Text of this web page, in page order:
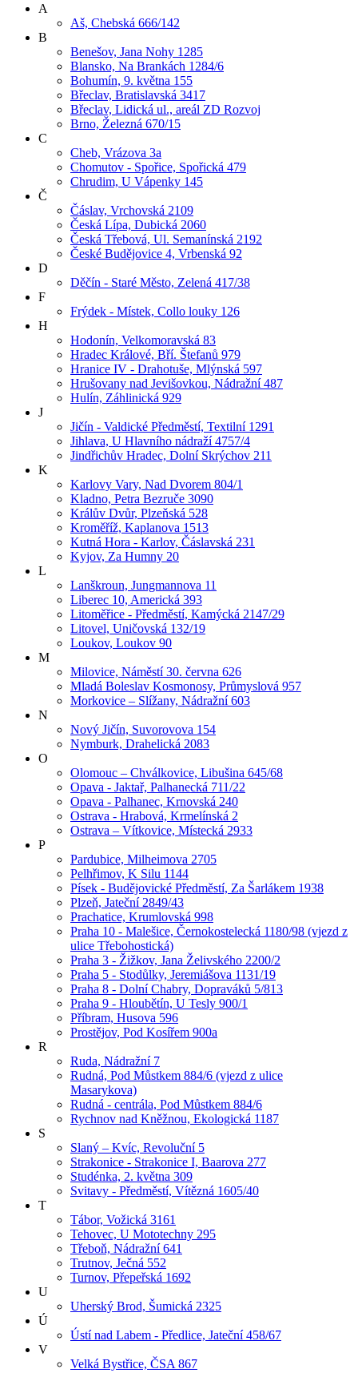
A
Aš, Chebská 666/142
B
Benešov, Jana Nohy 1285
Blansko, Na Brankách 1284/6
Bohumín, 9. května 155
Břeclav, Bratislavská 3417
Břeclav, Lidická ul., areál ZD Rozvoj
Brno, Železná 670/15
C
Cheb, Vrázova 3a
Chomutov - Spořice, Spořická 479
Chrudim, U Vápenky 145
Č
Čáslav, Vrchovská 2109
Česká Lípa, Dubická 2060
Česká Třebová, Ul. Semanínská 2192
České Budějovice 4, Vrbenská 92
D
Děčín - Staré Město, Zelená 417/38
F
Frýdek - Místek, Collo louky 126
H
Hodonín, Velkomoravská 83
Hradec Králové, Bří. Štefanů 979
Hranice IV - Drahotuše, Mlýnská 597
Hrušovany nad Jevišovkou, Nádražní 487
Hulín, Záhlinická 929
J
Jičín - Valdické Předměstí, Textilní 1291
Jihlava, U Hlavního nádraží 4757/4
Jindřichův Hradec, Dolní Skrýchov 211
K
Karlovy Vary, Nad Dvorem 804/1
Kladno, Petra Bezruče 3090
Králův Dvůr, Plzeňská 528
Kroměříž, Kaplanova 1513
Kutná Hora - Karlov, Čáslavská 231
Kyjov, Za Humny 20
L
Lanškroun, Jungmannova 11
Liberec 10, Americká 393
Litoměřice - Předměstí, Kamýcká 2147/29
Litovel, Uničovská 132/19
Loukov, Loukov 90
M
Milovice, Náměstí 30. června 626
Mladá Boleslav Kosmonosy, Průmyslová 957
Morkovice – Slížany, Nádražní 603
N
Nový Jičín, Suvorovova 154
Nymburk, Drahelická 2083
O
Olomouc – Chválkovice, Libušina 645/68
Opava - Jaktař, Palhanecká 711/22
Opava - Palhanec, Krnovská 240
Ostrava - Hrabová, Krmelínská 2
Ostrava – Vítkovice, Místecká 2933
P
Pardubice, Milheimova 2705
Pelhřimov, K Silu 1144
Písek - Budějovické Předměstí, Za Šarlákem 1938
Plzeň, Jateční 2849/43
Prachatice, Krumlovská 998
Praha 10 - Malešice, Černokostelecká 1180/98 (vjezd z
ulice Třebohostická)
Praha 3 - Žižkov, Jana Želivského 2200/2
Praha 5 - Stodůlky, Jeremiášova 1131/19
Praha 8 - Dolní Chabry, Dopraváků 5/813
Praha 9 - Hloubětín, U Tesly 900/1
Příbram, Husova 596
Prostějov, Pod Kosířem 900a
R
Ruda, Nádražní 7
Rudná, Pod Můstkem 884/6 (vjezd z ulice
Masarykova)
Rudná - centrála, Pod Můstkem 884/6
Rychnov nad Kněžnou, Ekologická 1187
S
Slaný – Kvíc, Revoluční 5
Strakonice - Strakonice I, Baarova 277
Studénka, 2. května 309
Svitavy - Předměstí, Vítězná 1605/40
T
Tábor, Vožická 3161
Tehovec, U Mototechny 295
Třeboň, Nádražní 641
Trutnov, Ječná 552
Turnov, Přepeřská 1692
U
Uherský Brod, Šumická 2325
Ú
Ústí nad Labem - Předlice, Jateční 458/67
V
Velká Bystřice, ČSA 867